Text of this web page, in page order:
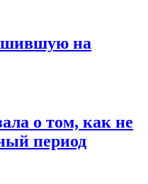
на
о том, как не
период